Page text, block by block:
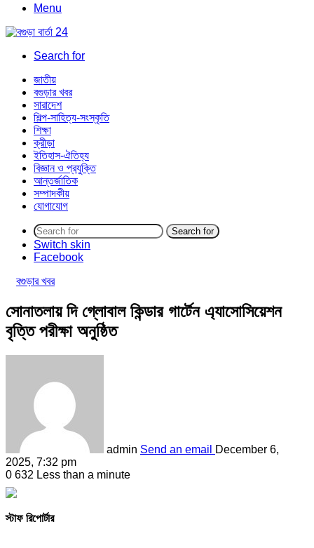
Menu
Search for
জাতীয়
বগুড়ার খবর
সারাদেশ
শিল্প-সাহিত্য-সংস্কৃতি
শিক্ষা
ক্রীড়া
ইতিহাস-ঐতিহ্য
বিজ্ঞান ও প্রযুক্তি
আন্তর্জাতিক
সম্পাদকীয়
যোগাযোগ
Search for
Switch skin
Facebook
বগুড়ার খবর
সোনাতলায় দি গ্লোবাল কিন্ডার গার্টেন এ্যাসোসিয়েশন
বৃত্তি পরীক্ষা অনুষ্ঠিত
admin Send an email
December 6,
2025, 7:32 pm
0 632 Less than a minute
স্টাফ রিপোর্টার